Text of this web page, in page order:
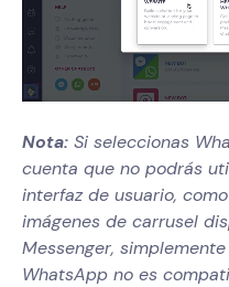
Nota: Si seleccionas
cuenta que no podrás
interfaz de usuario,
imágenes de carrusel
Messenger,
WhatsApp no es